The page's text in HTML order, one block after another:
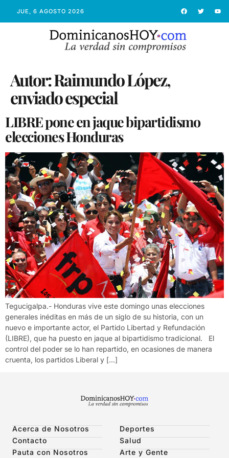
JUE, 6 AGOSTO 2026
Autor:Raimundo López,
enviado especial
LIBRE pone en jaque bipartidismo
elecciones Honduras
Tegucigalpa.- Honduras vive este domingo unas elecciones
generales inéditas en más de un siglo de su historia, con un
nuevo e importante actor, el Partido Libertad y Refundación
(LIBRE), que ha puesto en jaque al bipartidismo tradicional. El
control del poder se lo han repartido, en ocasiones de manera
cruenta, los partidos Liberal y […]
Acerca de Nosotros
Contacto
Pauta con Nosotros
Deportes
Salud
Arte y Gente